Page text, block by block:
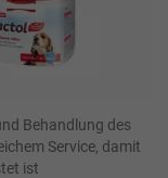
Behandlung des
Service, damit
ist